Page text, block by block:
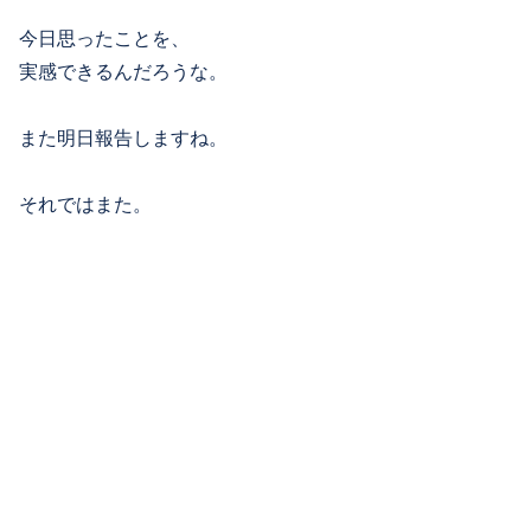
今日思ったことを、
実感できるんだろうな。
また明日報告しますね。
それではまた。